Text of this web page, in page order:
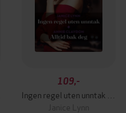
109,-
Janice Lynn